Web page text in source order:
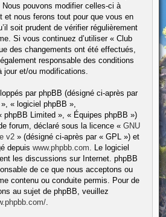
pouvons modifier celles-ci à
et nous ferons tout pour que vous en
soit prudent de vérifier régulièrement
Si vous continuez d’utiliser « Club
des changements ont été effectués,
responsable des conditions
et/ou modifications.
par phpBB (désigné ci-après par
« logiciel phpBB »,
phpBB Limited », « Équipes phpBB »)
forum, déclaré sous la licence « GNU
v2» (désigné ci-après par « GPL ») et
depuis www.phpbb.com . Le logiciel
les discussions sur Internet. phpBB
de ce que nous acceptons ou
contenu ou conduite permis. Pour de
au sujet de phpBB, veuillez
.